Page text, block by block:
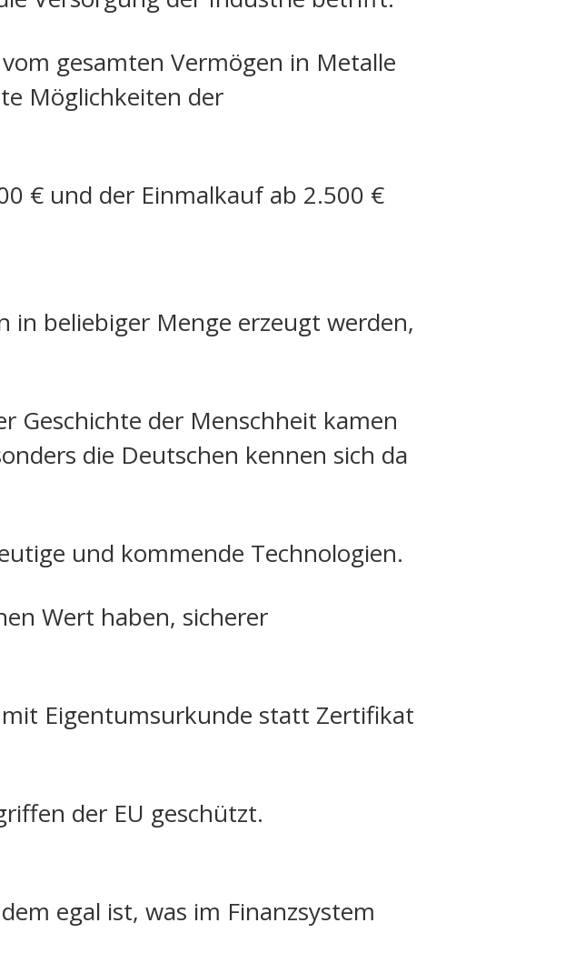
gesamten Vermögen in Metalle
Möglichkeiten der
€ und der Einmalkauf ab 2.500 €
in beliebiger Menge erzeugt werden,
Geschichte der Menschheit kamen
die Deutschen kennen sich da
und kommende Technologien.
Wert haben, sicherer
Eigentumsurkunde statt Zertifikat
der EU geschützt.
egal ist, was im Finanzsystem